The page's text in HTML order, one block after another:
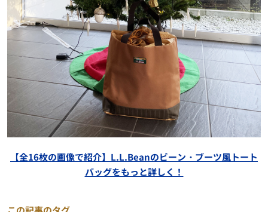
【全16枚の画像で紹介】L.L.Beanのビーン・ブーツ風トート
バッグをもっと詳しく！